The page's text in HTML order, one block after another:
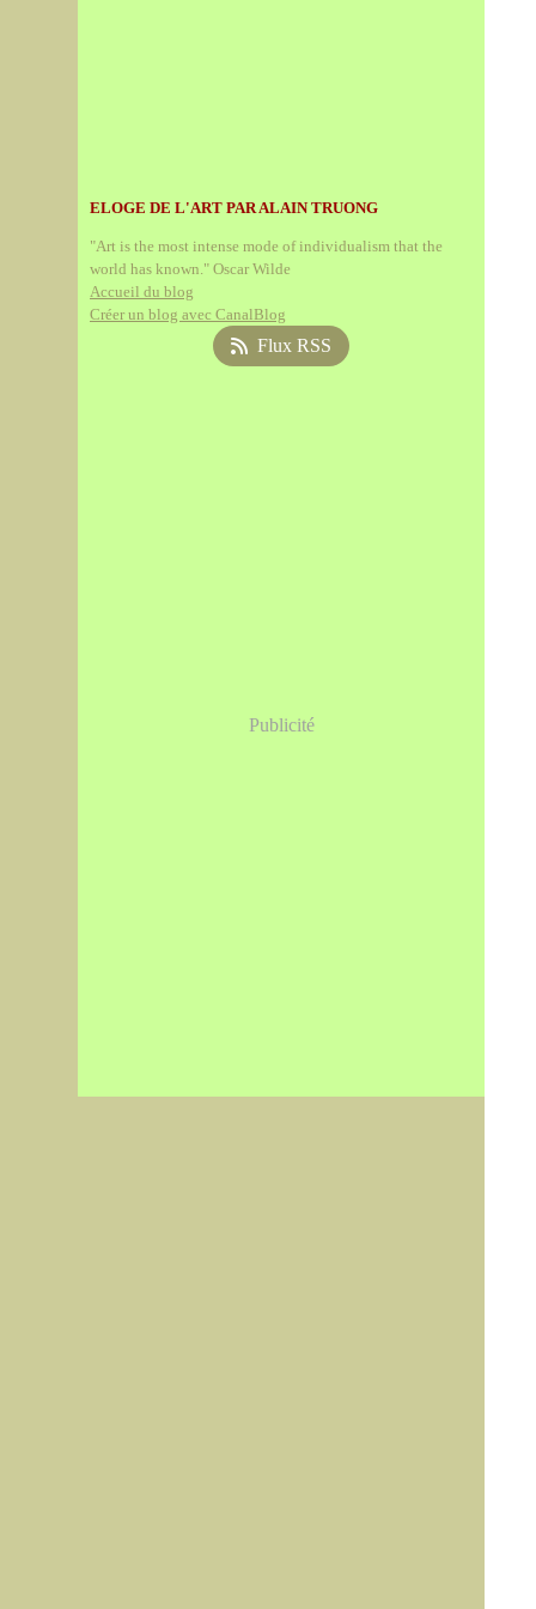
ELOGE DE L'ART PAR ALAIN TRUONG
"Art is the most intense mode of individualism that the
world has known." Oscar Wilde
Accueil du blog
Créer un blog avec CanalBlog
Flux RSS
Publicité